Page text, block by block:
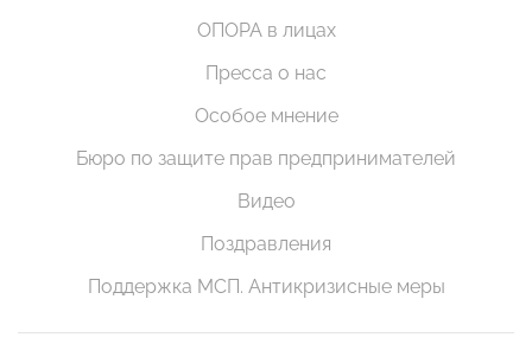
ОПОРА в лицах
Пресса о нас
Особое мнение
Бюро по защите прав предпринимателей
Видео
Поздравления
Поддержка МСП. Антикризисные меры